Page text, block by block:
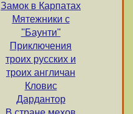
Замок в Карпатах
Мятежники с
''Баунти''
Приключения
троих русских и
троих англичан
Кловис
Дардантор